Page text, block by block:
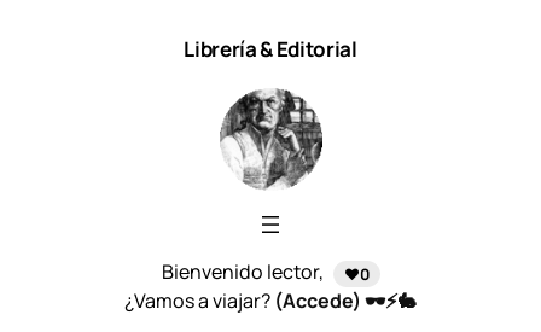
Librería & Editorial
Bienvenido lector, ❤️0
¿Vamos a viajar? (Accede) 🕶️⚡🐇